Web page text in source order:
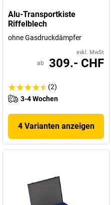
Alu-Transportkiste
Riffelblech
ohne Gasdruckdämpfer
exkl. MwSt
ab 309.- CHF
(2)
3-4 Wochen
4 Varianten anzeigen